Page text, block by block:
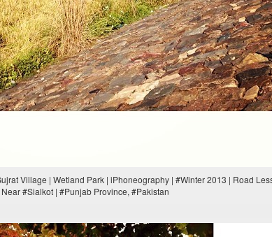
Village | Wetland Park | iPhoneography | #Winter 2013 | Road
#Sialkot | #Punjab Province, #Pakistan